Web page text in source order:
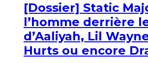
[Dossier] Static
l’homme derrière
d’Aaliyah, Lil
Hurts ou encore